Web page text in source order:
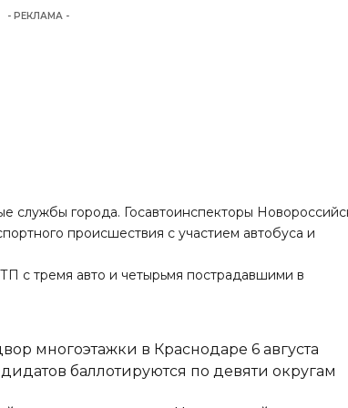
- РЕКЛАМА -
службы города. Госавтоинспекторы
происшествия с участием автобуса и
с тремя авто и четырьмя пострадавшими в
многоэтажки в Краснодаре 6 августа
баллотируются по девяти округам